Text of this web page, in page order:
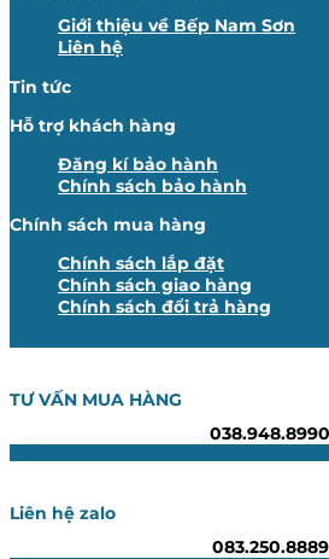
Giới thiệu về Bếp Nam Sơn
Liên hệ
Tin tức
Hỗ trợ khách hàng
Đăng kí bảo hành
Chính sách bảo hành
Chính sách mua hàng
Chính sách lắp đặt
Chính sách giao hàng
Chính sách đổi trả hàng
TƯ VẤN MUA HÀNG
038.948.8990
Liên hệ zalo
083.250.8889